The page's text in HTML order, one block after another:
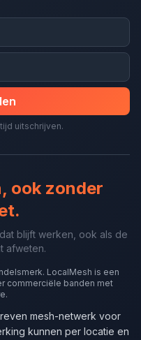
uitschrijven.
ook zonder
blijft werken, ook als de
afweten.
LocalMesh is een
commerciële banden met
mesh-netwerk voor
kunnen per locatie en